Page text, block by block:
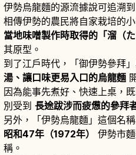
伊勢烏龍麵的源流據說可追溯到
相傳伊勢的農民將自家栽培的
當地味噌製作時取得的「溜（た
其原型。
到了江戶時代，「御伊勢參拜」
湯、讓口味更易入口的烏龍麵
因為能事先煮好、快速上桌，
別受到 長途跋涉而疲憊的參拜
另外，「伊勢烏龍麵」這個名
昭和47年（1972年）
伊勢市
稱。